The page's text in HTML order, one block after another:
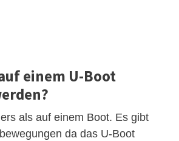
einem U-Boot
als auf einem Boot. Es gibt
da das U-Boot